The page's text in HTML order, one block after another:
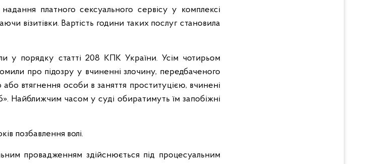
платного сексуального сервісу у комплексі
візитівки. Вартість години таких послуг становила
у порядку статті 208 КПК України. Усім чотирьом
про підозру у вчиненні злочину, передбаченого
втягнення особи в заняття проституцією, вчинені
Найближчим часом у суді обиратимуть їм запобіжні
позбавлення волі.
провадженням здійснюється під процесуальним